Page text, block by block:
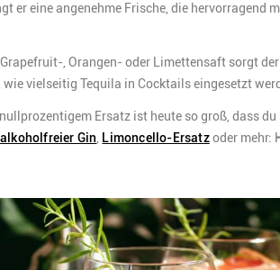
er eine angenehme Frische, die hervorragend
, Orangen- oder Limettensaft sorgt
wie vielseitig Tequila in Cocktails eingesetzt
Ersatz ist heute so groß, dass
alkoholfreier Gin Limoncello-Ersatzoder mehr: